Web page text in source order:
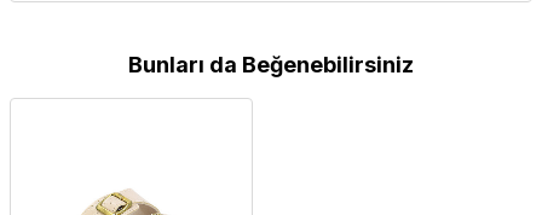
Bunları da Beğenebilirsiniz